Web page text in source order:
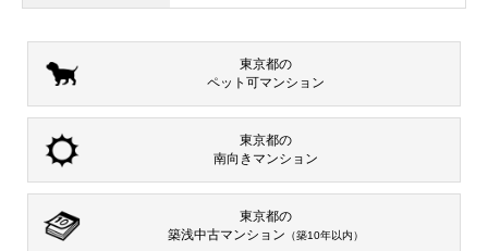
東京都の
ペット可マンション
東京都の
南向き マンション
東京都の
築浅中古マンション （築10年以内）